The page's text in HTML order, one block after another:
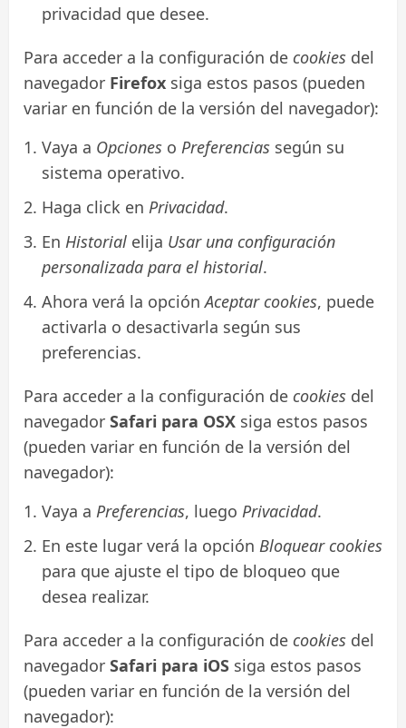
privacidad que desee.
Para acceder a la configuración de cookies del
navegador Firefox siga estos pasos (pueden
variar en función de la versión del navegador):
Vaya a Opciones o Preferencias según su
sistema operativo.
Haga click en Privacidad.
En Historial elija Usar una configuración
personalizada para el historial.
Ahora verá la opciónAceptar cookies, puede
activarla o desactivarla según sus
preferencias.
Para acceder a la configuración de cookies del
navegador Safari para OSX siga estos pasos
(pueden variar en función de la versión del
navegador):
Vaya a Preferencias, luego Privacidad.
En este lugar verá la opción Bloquear cookies
para que ajuste el tipo de bloqueo que
desea realizar.
Para acceder a la configuración de cookies del
navegador Safari para iOS siga estos pasos
(pueden variar en función de la versión del
navegador):